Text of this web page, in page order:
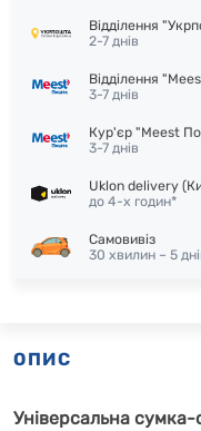
Відділення
2-7 днів
Відділення
3-7 днів
Кур'єр "Meest
3-7 днів
Uklon delivery
до 4-х годин*
Самовивіз
30 хвилин – 5
ОПИС
Універсальна сумка-